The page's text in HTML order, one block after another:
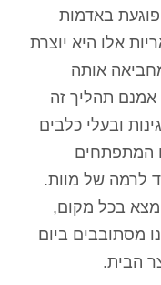
באדמות
אלו היא יוצרת
אותה
תהליך זה
ובעלי כלבים
המתפתחים
לרמה של מוות.
בכל מקום,
מסתובבים ביום
הבית.